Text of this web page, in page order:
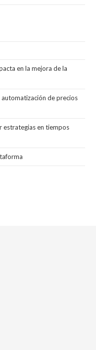
en la mejora de la
de precios
estrategias en tiempos